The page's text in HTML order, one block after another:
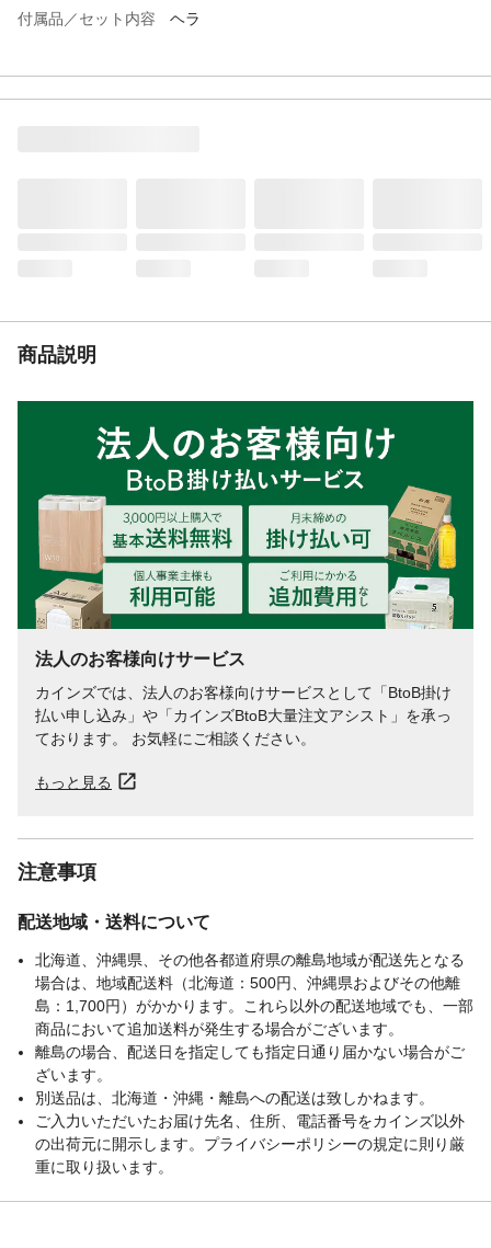
付属品／セット内容
ヘラ
材質
●表面材/ポリエステル ●粘着剤/アクリル酸
エステル樹脂 ●保護フィルム/ポリエステ
凸ガラス平らな面
貼り付け不可
商品説明
法人のお客様向けサービス
カインズでは、法人のお客様向けサービスとして「BtoB掛け
払い申し込み」や「カインズBtoB大量注文アシスト」を承っ
ております。 お気軽にご相談ください。
もっと見る
注意事項
配送地域・送料について
北海道、沖縄県、その他各都道府県の離島地域が配送先となる
場合は、地域配送料（北海道：500円、沖縄県およびその他離
島：1,700円）がかかります。これら以外の配送地域でも、一部
商品において追加送料が発生する場合がございます。
離島の場合、配送日を指定しても指定日通り届かない場合がご
ざいます。
別送品は、北海道・沖縄・離島への配送は致しかねます。
ご入力いただいたお届け先名、住所、電話番号をカインズ以外
の出荷元に開示します。プライバシーポリシーの規定に則り厳
重に取り扱います。